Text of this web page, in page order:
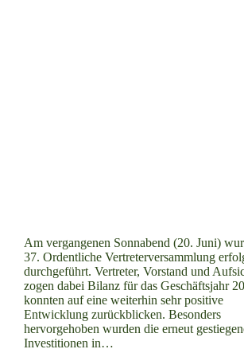
Am vergangenen Sonnabend (20. Juni)
37. Ordentliche Vertreterversammlung
durchgeführt. Vertreter, Vorstand und
zogen dabei Bilanz für das Geschäftsjahr
konnten auf eine weiterhin sehr positive
Entwicklung zurückblicken. Besonders
hervorgehoben wurden die erneut
Investitionen in…